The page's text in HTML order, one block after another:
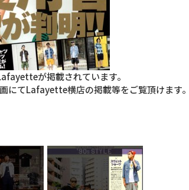
が掲載されています。
にてLafayette横店の掲載等をご覧頂けます。